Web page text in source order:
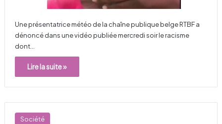
Une présentatrice météo de la chaîne publique belge RTBF a
dénoncé dans une vidéo publiée mercredi soir le racisme
dont…
Lire la suite »
Société